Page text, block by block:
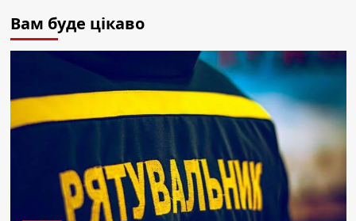
Вам буде цікаво